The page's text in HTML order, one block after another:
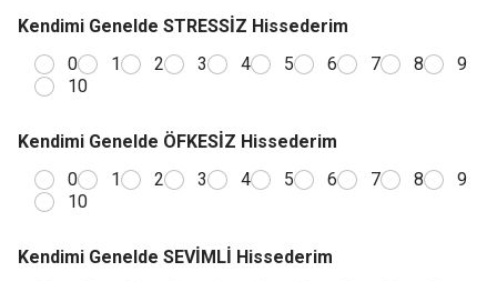
Kendimi Genelde STRESSİZ Hissederim
0
1 2 3 4 5 6 7 8
9
10
Kendimi Genelde ÖFKESİZ Hissederim
0
1 2 3 4 5 6 7 8
9
10
Kendimi Genelde SEVİMLİ Hissederim